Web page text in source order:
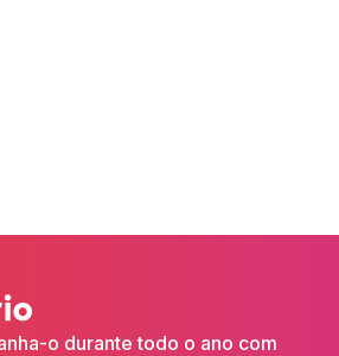
o durante todo o ano com